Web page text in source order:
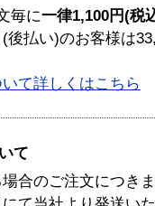
毎に一律1,100円(税
払い)のお客様は
て詳しくはこちら
て
合のご注文につき